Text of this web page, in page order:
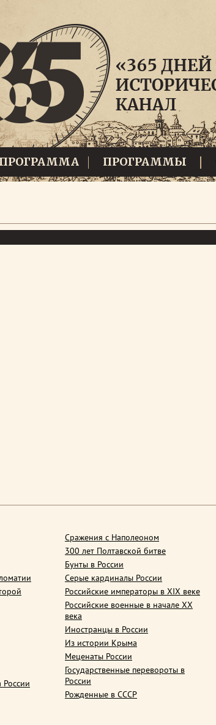
ПРОГРАММЫ
Сражения с Наполеоном
300 лет Полтавской битве
Бунты в России
Серые кардиналы России
Российские императоры в XIX веке
Российские военные в начале ХХ
века
Иностранцы в России
Из истории Крыма
Меценаты России
Государственные перевороты в
России
Рожденные в СССР